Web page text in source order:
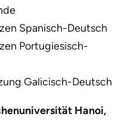
Spanisch-Deutsch
Portugiesisch-
Galicisch-Deutsch
Hanoi,